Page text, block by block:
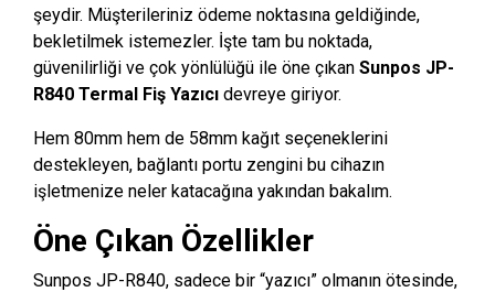
şeydir. Müşterileriniz ödeme noktasına geldiğinde,
bekletilmek istemezler. İşte tam bu noktada,
güvenilirliği ve çok yönlülüğü ile öne çıkan Sunpos JP-
R840 Termal Fiş Yazıcı devreye giriyor.
Hem 80mm hem de 58mm kağıt seçeneklerini
destekleyen, bağlantı portu zengini bu cihazın
işletmenize neler katacağına yakından bakalım.
Öne Çıkan Özellikler
Sunpos JP-R840, sadece bir “yazıcı” olmanın ötesinde,